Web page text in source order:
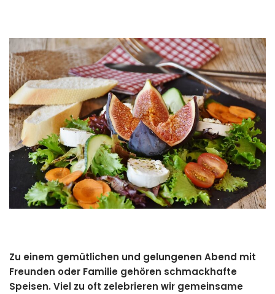
Zu einem gemütlichen und gelungenen Abend mit
Freunden oder Familie gehören schmackhafte
Speisen. Viel zu oft zelebrieren wir gemeinsame